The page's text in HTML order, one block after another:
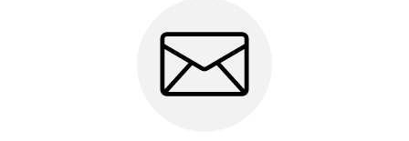
Erfahren Sie mehr darüber, wie Kundenbewertungen
bei uns funktionieren